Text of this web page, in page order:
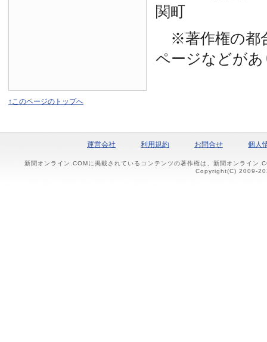
関町
※著作権の都
ページなどが
↑このページのトップへ
運営会社 利用規約 お問合せ 個人
新聞オンライン.COMに掲載されているコンテンツの著作権は、新聞オンライン
Copyright(C) 2009-